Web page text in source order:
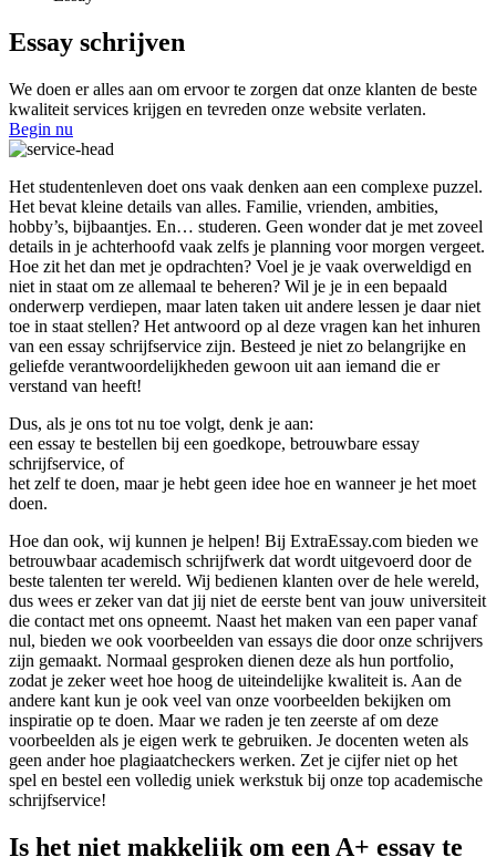
Essay schrijven
We doen er alles aan om ervoor te zorgen dat onze klanten de beste
kwaliteit services krijgen en tevreden onze website verlaten.
Begin nu
Het studentenleven doet ons vaak denken aan een complexe puzzel.
Het bevat kleine details van alles. Familie, vrienden, ambities,
hobby’s, bijbaantjes. En… studeren. Geen wonder dat je met zoveel
details in je achterhoofd vaak zelfs je planning voor morgen vergeet.
Hoe zit het dan met je opdrachten? Voel je je vaak overweldigd en
niet in staat om ze allemaal te beheren? Wil je je in een bepaald
onderwerp verdiepen, maar laten taken uit andere lessen je daar niet
toe in staat stellen? Het antwoord op al deze vragen kan het inhuren
van een essay schrijfservice zijn. Besteed je niet zo belangrijke en
geliefde verantwoordelijkheden gewoon uit aan iemand die er
verstand van heeft!
Dus, als je ons tot nu toe volgt, denk je aan:
een essay te bestellen bij een goedkope, betrouwbare essay
schrijfservice, of
het zelf te doen, maar je hebt geen idee hoe en wanneer je het moet
doen.
Hoe dan ook, wij kunnen je helpen! Bij ExtraEssay.com bieden we
betrouwbaar academisch schrijfwerk dat wordt uitgevoerd door de
beste talenten ter wereld. Wij bedienen klanten over de hele wereld,
dus wees er zeker van dat jij niet de eerste bent van jouw universiteit
die contact met ons opneemt. Naast het maken van een paper vanaf
nul, bieden we ook voorbeelden van essays die door onze schrijvers
zijn gemaakt. Normaal gesproken dienen deze als hun portfolio,
zodat je zeker weet hoe hoog de uiteindelijke kwaliteit is. Aan de
andere kant kun je ook veel van onze voorbeelden bekijken om
inspiratie op te doen. Maar we raden je ten zeerste af om deze
voorbeelden als je eigen werk te gebruiken. Je docenten weten als
geen ander hoe plagiaatcheckers werken. Zet je cijfer niet op het
spel en bestel een volledig uniek werkstuk bij onze top academische
schrijfservice!
Is het niet makkelijk om een A+ essay te